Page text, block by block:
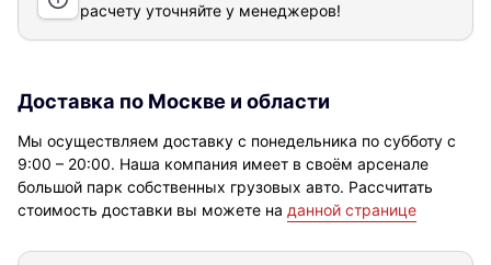
расчету уточняйте у менеджеров!
Доставка по Москве и области
Мы осуществляем доставку с понедельника по субботу с
9:00 – 20:00. Наша компания имеет в своём арсенале
большой парк собственных грузовых авто. Рассчитать
стоимость доставки вы можете на данной странице